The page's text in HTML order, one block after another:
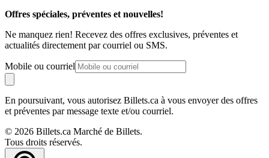
Offres spéciales, préventes et nouvelles!
Ne manquez rien! Recevez des offres exclusives, préventes et
actualités directement par courriel ou SMS.
Mobile ou courriel
En poursuivant, vous autorisez Billets.ca à vous envoyer des offres
et préventes par message texte et/ou courriel.
© 2026 Billets.ca Marché de Billets.
Tous droits réservés.